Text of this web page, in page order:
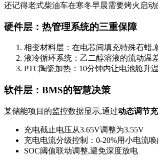
还记得老式柴油车在寒冬早晨需要烤火启
硬件层：热管理系统的三重保障
相变材料层：在电芯间填充特殊石蜡
液冷循环系统：乙二醇溶液的流动温
PTC陶瓷加热：10分钟内让电池舱升
软件层：BMS的智慧决策
某储能项目的监控数据显示,通过动态调节
充电截止电压从3.65V调整为3.55V
充电电流分级控制：0-20%用小电流
SOC阈值联动调整,避免深度放电